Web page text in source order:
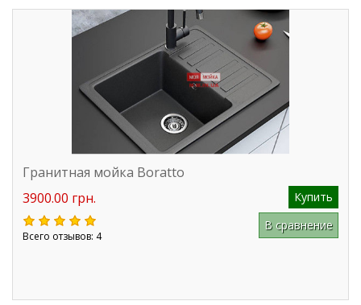
Гранитная мойка Boratto
3900.00 грн.
Купить
Всего отзывов: 4
В сравнение